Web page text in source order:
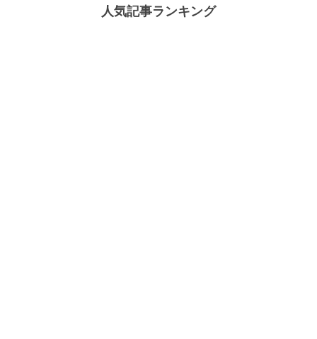
人気記事ランキング